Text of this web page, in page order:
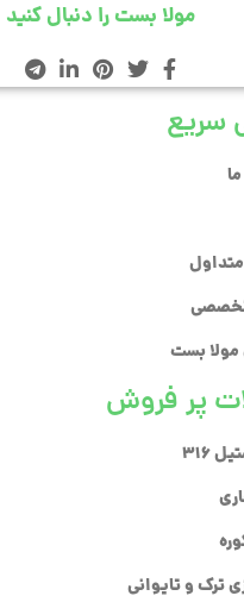
مولا بست را دنبال کنید
سریع
تخصصی
مولا بست
پر فروش
316
ترک و تایوانی